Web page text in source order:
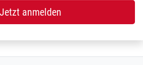
Jetzt anmelden